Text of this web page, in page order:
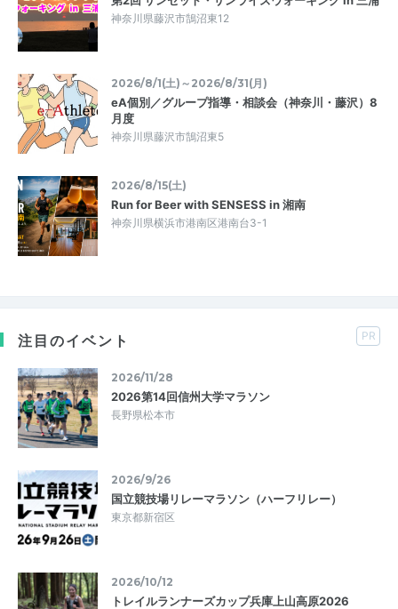
神奈川県藤沢市鵠沼東12
2026/8/1(土)～2026/8/31(月)
eA個別／グループ指導・相談会（神奈川・藤沢）8
月度
神奈川県藤沢市鵠沼東5
2026/8/15(土)
Run for Beer with SENSESS in 湘南
神奈川県横浜市港南区港南台3-1
注目のイベント PR
2026/11/28
2026第14回信州大学マラソン
長野県松本市
2026/9/26
国立競技場リレーマラソン（ハーフリレー）
東京都新宿区
2026/10/12
トレイルランナーズカップ兵庫上山高原2026